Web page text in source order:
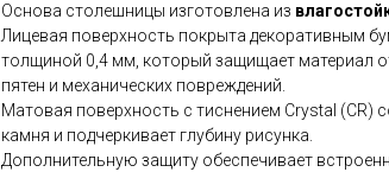
Основа столешницы изготовлена из
Лицевая поверхность покрыта декоративным
толщиной 0,4 мм, который защищает материал
пятен и механических повреждений.
Матовая поверхность с тиснением Crystal (CR)
камня и подчеркивает глубину рисунка.
Дополнительную защиту обеспечивает